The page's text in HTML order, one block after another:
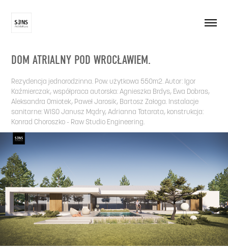
DOM ATRIALNY POD WROCŁAWIEM.
Rezydencja jednorodzinna. Pow. użytkowa 550m2. Autor: Igor
Kaźmierczak, współpraca autorska: Agnieszka Brdys, Ewa Dobras,
Aleksandra Omiotek, Paweł Jarosik, Bartosz Załoga. Instalacje
sanitarne: WISO Janusz Mądry, Adrianna Tatarata, konstrukcja:
Konrad Choroszko - Raw Studio Engineering.